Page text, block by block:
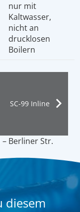
nur mit
Kaltwasser,
nicht an
drucklosen
Boilern
SC-99 Inline
Berliner Str.
diesem